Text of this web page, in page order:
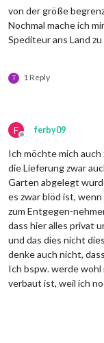
von der größe
Nochmal mache ich
Spediteur ans Land zu
T 1 Reply
F
Offline
ferby09
Ich möchte mich
die Lieferung zwar
Garten abgelegt
es zwar blöd ist,
zum Entgegen-
dass hier alles privat
und das dies nicht
denke auch nicht,
Ich bspw. werde wohl
verbaut ist, weil ich